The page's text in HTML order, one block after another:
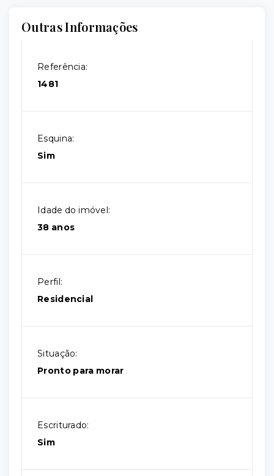
Outras Informações
Referência:
1481
Esquina:
Sim
Idade do imóvel:
38 anos
Perfil:
Residencial
Situação:
Pronto para morar
Escriturado:
Sim